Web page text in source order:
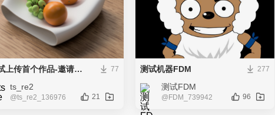
测试上传首个作品-邀请人得分 77
ts_re2
@ts_re2_136976 21
测试机器FDM 277
测试FDM
@FDM_739942 96